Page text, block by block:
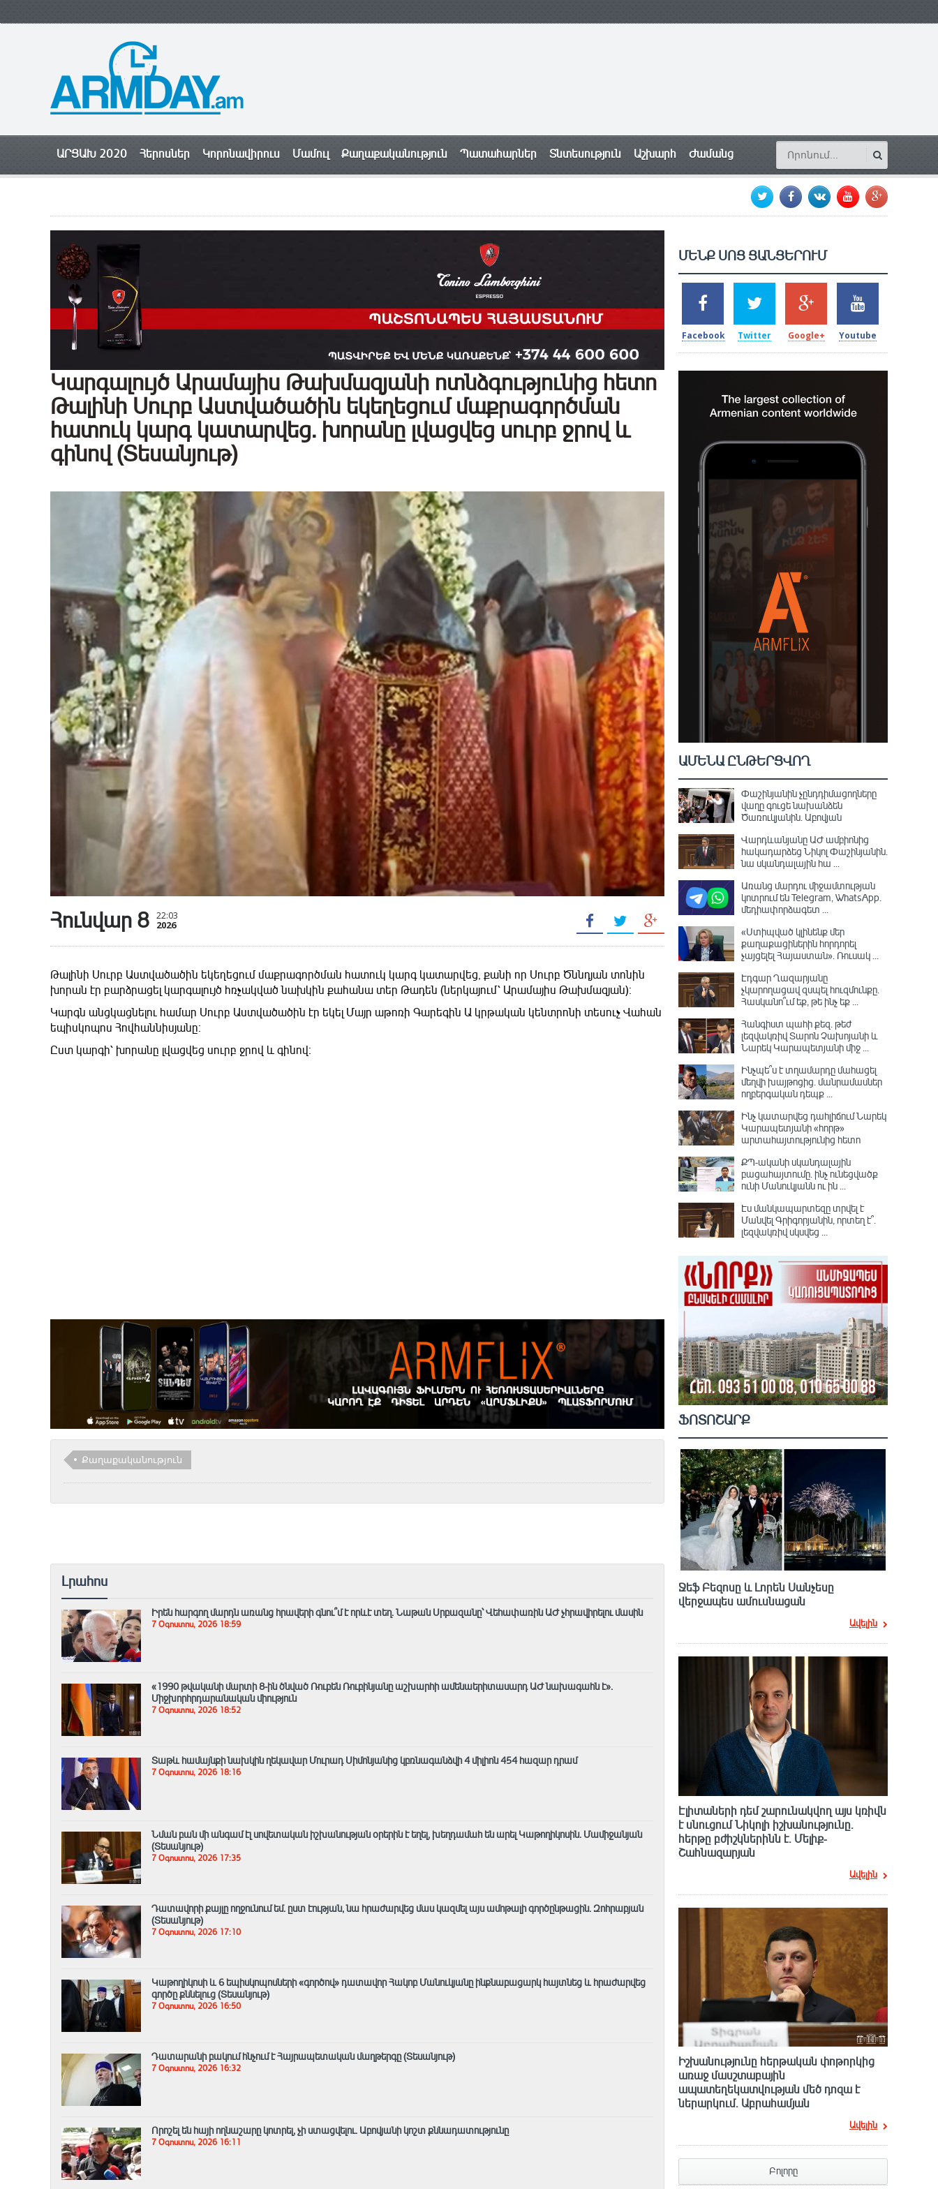
ԱՐՑԱԽ 2020 Հերոսներ Կորոնավիրուս Մամուլ Քաղաքականություն Պատահարներ Տնտեսություն Աշխարհ Ժամանց
Կարգալույծ Արամայիս Թախմազյանի ոտնձգությունից հետո
Թալինի Սուրբ Աստվածածին եկեղեցում մաքրագործման
հատուկ կարգ կատարվեց. խորանը լվացվեց սուրբ ջրով և
գինով (Տեսանյութ)
Հունվար 8 22:03
2026
Թալինի Սուրբ Աստվածածին եկեղեցում մաքրագործման հատուկ կարգ կատարվեց, քանի որ Սուրբ Ծննդյան տոնին
խորան էր բարձրացել կարգալույծ հռչակված նախկին քահանա տեր Թադեն (ներկայում՝ Արամայիս Թախմազյան)։
Կարգն անցկացնելու համար Սուրբ Աստվածածին էր եկել Մայր աթոռի Գարեգին Ա կրթական կենտրոնի տեսուչ Վահան
եպիսկոպոս Հովհաննիսյանը։
Ըստ կարգի՝ խորանը լվացվեց սուրբ ջրով և գինով։
Քաղաքականություն
Լրահոս
Իրեն հարգող մարդն առանց հրավերի գնու՞մ է որևէ տեղ. Նաթան Սրբազանը՝ Վեհափառին ԱԺ չհրավիրելու մասին
7 Օգոստոս, 2026 18:59
«1990 թվականի մարտի 8-ին ծնված Ռուբեն Ռուբինյանը աշխարհի ամենաերիտասարդ ԱԺ նախագահն է»․
Միջխորհրդարանական միություն
7 Օգոստոս, 2026 18:52
Տաթև համայնքի նախկին ղեկավար Մուրադ Սիմոնյանից կբռնագանձվի 4 միլիոն 454 հազար դրամ
7 Օգոստոս, 2026 18:16
Նման բան մի անգամ էլ սովետական իշխանության օրերին է եղել, խեղդամահ են արել Կաթողիկոսին. Մամիջանյան
(Տեսանյութ)
7 Օգոստոս, 2026 17:35
Դատավորի քայլը ողջունում եմ. ըստ էության, նա հրաժարվեց մաս կազմել այս ամոթալի գործընթացին․ Զոհրաբյան
(Տեսանյութ)
7 Օգոստոս, 2026 17:10
️Կաթողիկոսի և 6 եպիսկոպոսների «գործով» դատավոր Հակոբ Մանուկյանը ինքնաբացարկ հայտնեց և հրաժարվեց
գործը քննելուց (Տեսանյութ)
7 Օգոստոս, 2026 16:50
Դատարանի բակում հնչում է Հայրապետական մաղթերգը (Տեսանյութ)
7 Օգոստոս, 2026 16:32
Որոշել են հայի ողնաշարը կոտրել, չի ստացվելու․ Աբովյանի կոշտ քննադատությունը
7 Օգոստոս, 2026 16:11
ՄԵՆՔ ՍՈՑ ՑԱՆՑԵՐՈՒՄ
2k
SHARES
Facebook
1.5k
TWEETS
Twitter
203
SHARES
Google+
620
SHARES
Youtube
ԱՄԵՆԱ ԸՆԹԵՐՑՎՈՂ
Փաշինյանին չընդդիմացողները
վաղը գուցե նախանձեն
Ծառուկյանին. Աբովյան
Վարդևանյանը ԱԺ ամբիոնից
հակադարձեց Նիկոլ Փաշինյանին․
նա սկանդալային հա ...
Առանց մարդու միջամտության
կոտրում են Telegram, WhatsApp․
մեդիափորձագետ ...
«Ստիպված կլինենք մեր
քաղաքացիներին հորդորել
չայցելել Հայաստան»․ Ռուսակ ...
Էդգար Ղազարյանը
չկարողացավ զսպել հուզմունքը.
Հասկանո՞ւմ եք, թե ինչ եք ...
Հանգիստ պահի քեզ. թեժ
լեզվակռիվ Տարոն Չախոյանի և
Նարեկ Կարապետյանի միջ ...
Ինչպե՞ս է տղամարդը մահացել
մեղվի խայթոցից. մանրամասներ
ողբերգական դեպք ...
Ինչ կատարվեց դահլիճում Նարեկ
Կարապետյանի «հորթ»
արտահայտությունից հետո
ՔՊ-ականի սկանդալային
բացահայտումը․ ինչ ունեցվածք
ունի Մանուկյանն ու ին ...
Էս մանկապարտեզը տրվել է
Մանվել Գրիգորյանին, որտեղ է՞․
լեզվակռիվ սկսվեց ...
ՖՈՏՈՇԱՐՔ
Ջեֆ Բեզոսը և Լորեն Սանչեսը
վերջապես ամուսնացան
Ավելին
Էլիտաների դեմ շարունակվող այս կռիվն
է սնուցում Նիկոլի իշխանությունը.
հերթը բժիշկներինն է. Մելիք-
Շահնազարյան
Ավելին
Իշխանությունը հերթական փոթորկից
առաջ մասշտաբային
ապատեղեկատվության մեծ դnզա է
ներարկում․ Աբրահամյան
Ավելին
Բոլորը